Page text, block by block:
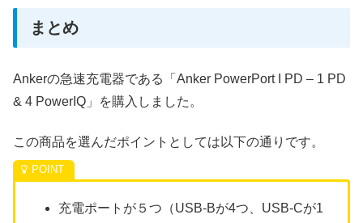
まとめ
Ankerの急速充電器である「Anker PowerPort I PD – 1 PD
& 4 PowerIQ」を購入しました。
この商品を選んだポイントとしては以下の通りです。
充電ポートが５つ（USB-Bが4つ、USB-Cが1